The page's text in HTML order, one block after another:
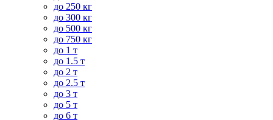
до 250 кг
до 300 кг
до 500 кг
до 750 кг
до 1 т
до 1.5 т
до 2 т
до 2.5 т
до 3 т
до 5 т
до 6 т